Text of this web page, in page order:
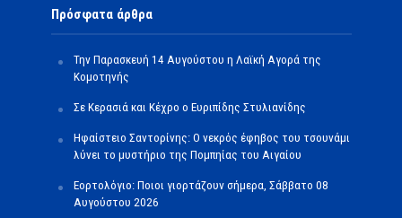
Πρόσφατα άρθρα
Την Παρασκευή 14 Αυγούστου η Λαϊκή Αγορά της
Κομοτηνής
Σε Κερασιά και Κέχρο ο Ευριπίδης Στυλιανίδης
Ηφαίστειο Σαντορίνης: Ο νεκρός έφηβος του τσουνάμι
λύνει το μυστήριο της Πομπηίας του Αιγαίου
Εορτολόγιο: Ποιοι γιορτάζουν σήμερα, Σάββατο 08
Αυγούστου 2026